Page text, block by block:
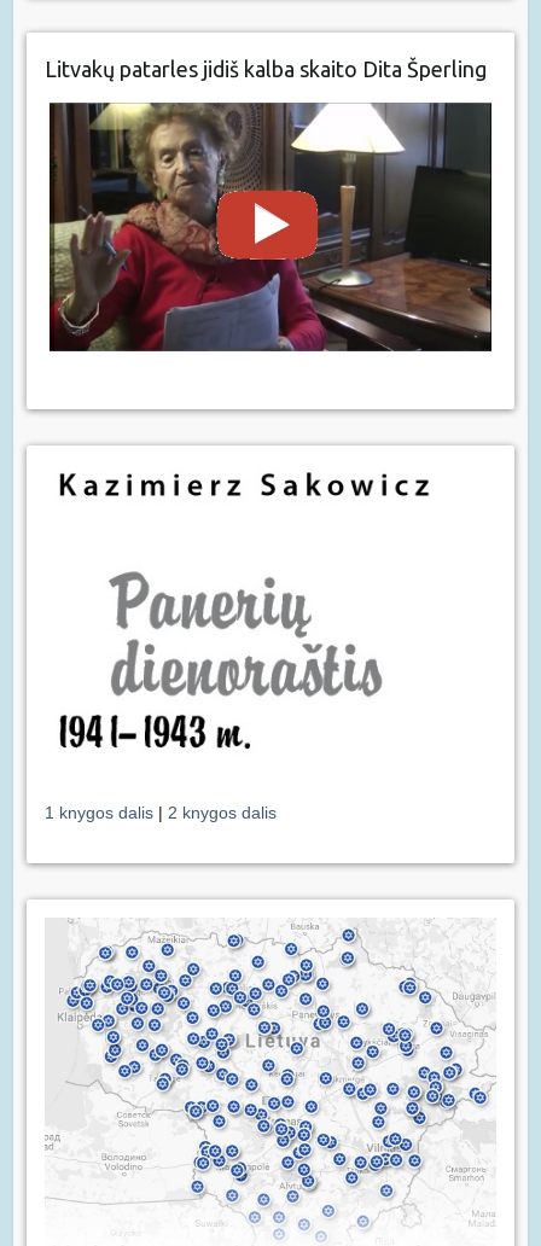
Litvakų patarles jidiš kalba skaito Dita Šperling
1 knygos dalis | 2 knygos dalis